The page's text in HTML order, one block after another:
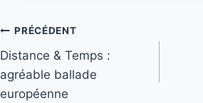
Navigation
de
l’article
PRÉCÉDENT
Distance & Temps :
agréable ballade
européenne